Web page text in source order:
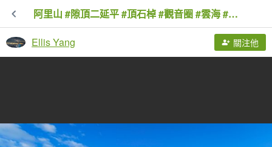
阿里山 #隙頂二延平 #頂石棹 #觀音圈 #雲海 #琉璃光 #雲瀑 #霧虹 11/17
Ellis Yang 關注他